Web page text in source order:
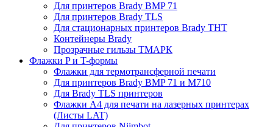
Для принтеров Brady BMP 71
Для принтеров Brady TLS
Для стационарных принтеров Brady THT
Контейнеры Brady
Прозрачные гильзы ТМАРК
Флажки P и T-формы
Флажки для термотрансферной печати
Для принтеров Brady BMP 71 и M710
Для Brady TLS принтеров
Флажки A4 для печати на лазерных принтерах
(Листы LAT)